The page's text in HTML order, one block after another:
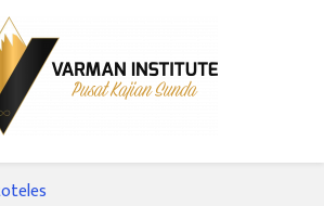
Institute